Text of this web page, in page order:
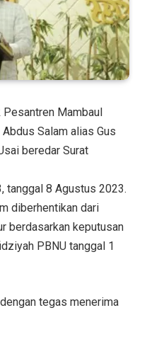
Mambaul
Abdus Salam alias Gus
beredar Surat
8 Agustus 2023.
diberhentikan dari
berdasarkan keputusan
PBNU tanggal 1
tegas menerima